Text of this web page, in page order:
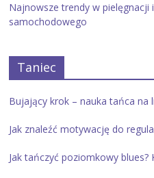
Najnowsze trendy w pielęgnacji
samochodowego
Taniec
Bujający krok – nauka tańca na
Jak znaleźć motywację do
Jak tańczyć poziomkowy blues?